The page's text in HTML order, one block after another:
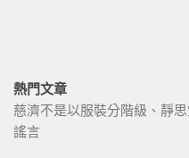
熱門文章
慈濟不是以服裝分階級、靜
謠言